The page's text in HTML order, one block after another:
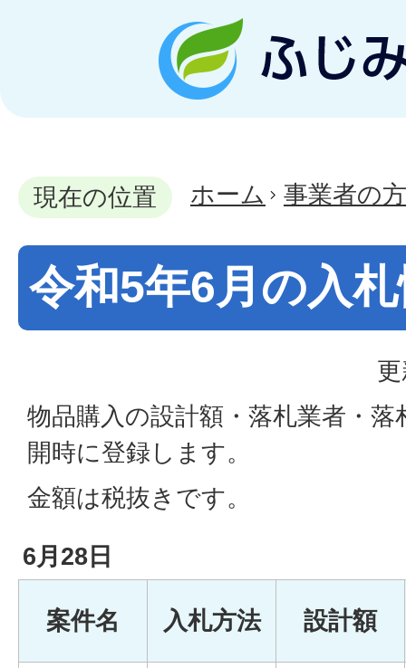
現在の位置 ホーム 事業者の
令和5年6月の入
物品購入の設計額・落札業者・
開時に登録します。
金額は税抜きです。
6月28日
案件名 入札方法 設計額